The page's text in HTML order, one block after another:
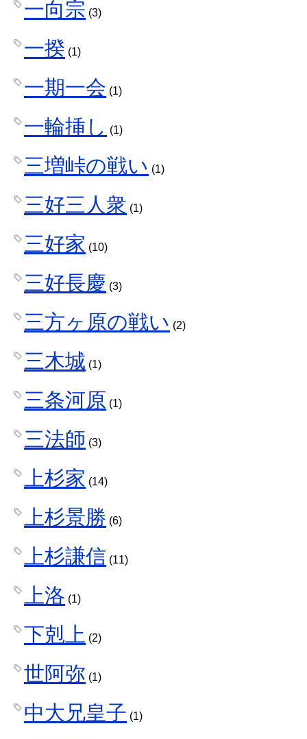
一向宗 (3)
一揆 (1)
一期一会 (1)
一輪挿し (1)
三増峠の戦い (1)
三好三人衆 (1)
三好家 (10)
三好長慶 (3)
三方ヶ原の戦い (2)
三木城 (1)
三条河原 (1)
三法師 (3)
上杉家 (14)
上杉景勝 (6)
上杉謙信 (11)
上洛 (1)
下剋上 (2)
世阿弥 (1)
中大兄皇子 (1)